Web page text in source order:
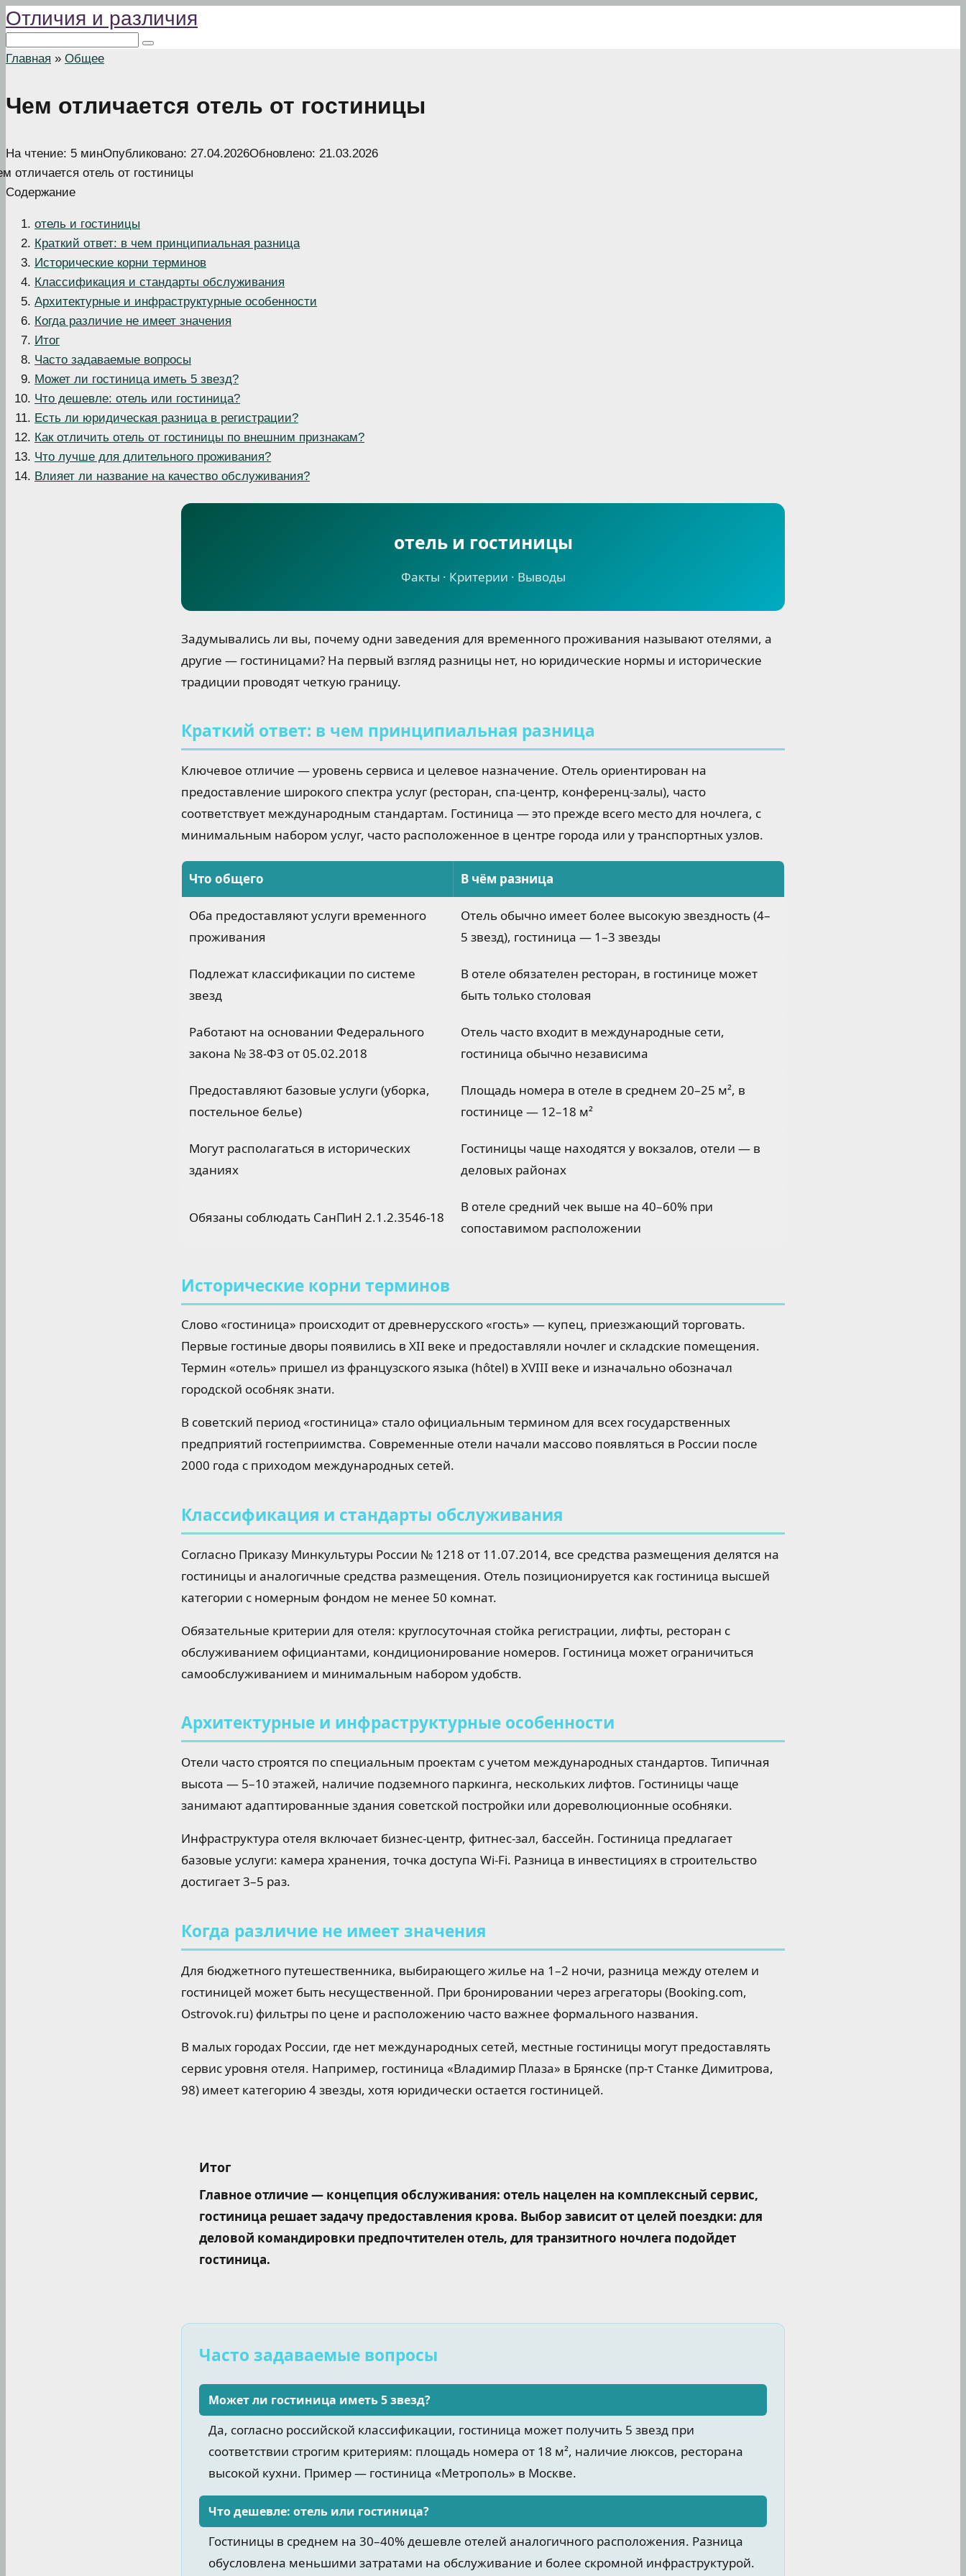
Перейти
к
контенту
Отличия и различия
Главная » Общее
Чем отличается отель от гостиницы
На чтение: 5 минОпубликовано: 27.04.2026Обновлено: 21.03.2026
Содержание
отель и гостиницы
Краткий ответ: в чем принципиальная разница
Исторические корни терминов
Классификация и стандарты обслуживания
Архитектурные и инфраструктурные особенности
Когда различие не имеет значения
Итог
Часто задаваемые вопросы
Может ли гостиница иметь 5 звезд?
Что дешевле: отель или гостиница?
Есть ли юридическая разница в регистрации?
Как отличить отель от гостиницы по внешним признакам?
Что лучше для длительного проживания?
Влияет ли название на качество обслуживания?
отель и гостиницы
Факты · Критерии · Выводы
Задумывались ли вы, почему одни заведения для временного проживания называют отелями, а
другие — гостиницами? На первый взгляд разницы нет, но юридические нормы и исторические
традиции проводят четкую границу.
Краткий ответ: в чем принципиальная разница
Ключевое отличие — уровень сервиса и целевое назначение. Отель ориентирован на
предоставление широкого спектра услуг (ресторан, спа-центр, конференц-залы), часто
соответствует международным стандартам. Гостиница — это прежде всего место для ночлега, с
минимальным набором услуг, часто расположенное в центре города или у транспортных узлов.
Что общего В чём разница
Оба предоставляют услуги временного
проживания
Отель обычно имеет более высокую звездность (4–
5 звезд), гостиница — 1–3 звезды
Подлежат классификации по системе
звезд
В отеле обязателен ресторан, в гостинице может
быть только столовая
Работают на основании Федерального
закона № 38-ФЗ от 05.02.2018
Отель часто входит в международные сети,
гостиница обычно независима
Предоставляют базовые услуги (уборка,
постельное белье)
Площадь номера в отеле в среднем 20–25 м², в
гостинице — 12–18 м²
Могут располагаться в исторических
зданиях
Гостиницы чаще находятся у вокзалов, отели — в
деловых районах
Обязаны соблюдать СанПиН 2.1.2.3546-18
В отеле средний чек выше на 40–60% при
сопоставимом расположении
Исторические корни терминов
Слово «гостиница» происходит от древнерусского «гость» — купец, приезжающий торговать.
Первые гостиные дворы появились в XII веке и предоставляли ночлег и складские помещения.
Термин «отель» пришел из французского языка (hôtel) в XVIII веке и изначально обозначал
городской особняк знати.
В советский период «гостиница» стало официальным термином для всех государственных
предприятий гостеприимства. Современные отели начали массово появляться в России после
2000 года с приходом международных сетей.
Классификация и стандарты обслуживания
Согласно Приказу Минкультуры России № 1218 от 11.07.2014, все средства размещения делятся на
гостиницы и аналогичные средства размещения. Отель позиционируется как гостиница высшей
категории с номерным фондом не менее 50 комнат.
Обязательные критерии для отеля: круглосуточная стойка регистрации, лифты, ресторан с
обслуживанием официантами, кондиционирование номеров. Гостиница может ограничиться
самообслуживанием и минимальным набором удобств.
Архитектурные и инфраструктурные особенности
Отели часто строятся по специальным проектам с учетом международных стандартов. Типичная
высота — 5–10 этажей, наличие подземного паркинга, нескольких лифтов. Гостиницы чаще
занимают адаптированные здания советской постройки или дореволюционные особняки.
Инфраструктура отеля включает бизнес-центр, фитнес-зал, бассейн. Гостиница предлагает
базовые услуги: камера хранения, точка доступа Wi-Fi. Разница в инвестициях в строительство
достигает 3–5 раз.
Когда различие не имеет значения
Для бюджетного путешественника, выбирающего жилье на 1–2 ночи, разница между отелем и
гостиницей может быть несущественной. При бронировании через агрегаторы (Booking.com,
Ostrovok.ru) фильтры по цене и расположению часто важнее формального названия.
В малых городах России, где нет международных сетей, местные гостиницы могут предоставлять
сервис уровня отеля. Например, гостиница «Владимир Плаза» в Брянске (пр-т Станке Димитрова,
98) имеет категорию 4 звезды, хотя юридически остается гостиницей.
Итог
Главное отличие — концепция обслуживания: отель нацелен на комплексный сервис,
гостиница решает задачу предоставления крова. Выбор зависит от целей поездки: для
деловой командировки предпочтителен отель, для транзитного ночлега подойдет
гостиница.
Часто задаваемые вопросы
Может ли гостиница иметь 5 звезд?
Да, согласно российской классификации, гостиница может получить 5 звезд при
соответствии строгим критериям: площадь номера от 18 м², наличие люксов, ресторана
высокой кухни. Пример — гостиница «Метрополь» в Москве.
Что дешевле: отель или гостиница?
Гостиницы в среднем на 30–40% дешевле отелей аналогичного расположения. Разница
обусловлена меньшими затратами на обслуживание и более скромной инфраструктурой.